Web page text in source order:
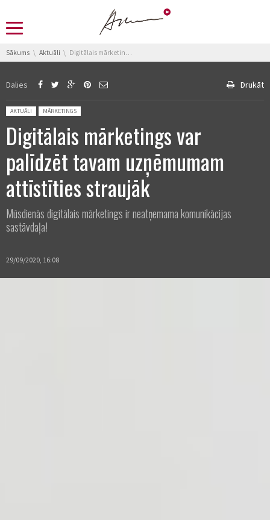
You are here:
Sākums Aktuāli Digitālais mārketings var palīdzēt tavam uzņēmumam attīstīties straujāk
Dalies Drukāt
Posted in:
AKTUĀLI MĀRKETINGS
Digitālais mārketings var
palīdzēt tavam uzņēmumam
attīstīties straujāk
Mūsdienās digitālais mārketings ir neatņemama komunikācijas
sastāvdaļa!
29/09/2020, 16:08